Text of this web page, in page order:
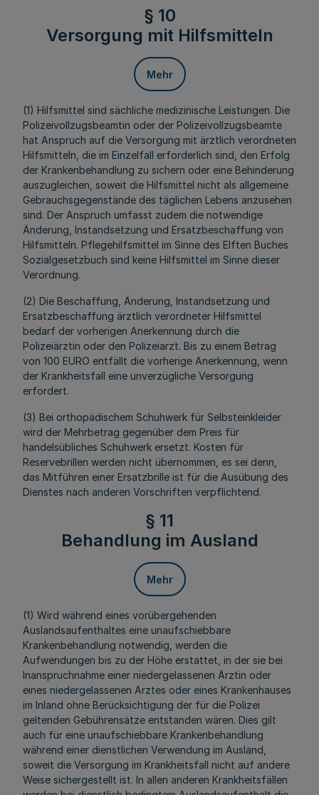
§ 10
Versorgung mit Hilfsmitteln
Mehr
(1) Hilfsmittel sind sächliche medizinische Leistungen. Die
Polizeivollzugsbeamtin oder der Polizeivollzugsbeamte
hat Anspruch auf die Versorgung mit ärztlich verordneten
Hilfsmitteln, die im Einzelfall erforderlich sind, den Erfolg
der Krankenbehandlung zu sichern oder eine Behinderung
auszugleichen, soweit die Hilfsmittel nicht als allgemeine
Gebrauchsgegenstände des täglichen Lebens anzusehen
sind. Der Anspruch umfasst zudem die notwendige
Änderung, Instandsetzung und Ersatzbeschaffung von
Hilfsmitteln. Pflegehilfsmittel im Sinne des Elften Buches
Sozialgesetzbuch sind keine Hilfsmittel im Sinne dieser
Verordnung.
(2) Die Beschaffung, Änderung, Instandsetzung und
Ersatzbeschaffung ärztlich verordneter Hilfsmittel
bedarf der vorherigen Anerkennung durch die
Polizeiärztin oder den Polizeiarzt. Bis zu einem Betrag
von 100 EURO entfällt die vorherige Anerkennung, wenn
der Krankheitsfall eine unverzügliche Versorgung
erfordert.
(3) Bei orthopädischem Schuhwerk für Selbsteinkleider
wird der Mehrbetrag gegenüber dem Preis für
handelsübliches Schuhwerk ersetzt. Kosten für
Reservebrillen werden nicht übernommen, es sei denn,
das Mitführen einer Ersatzbrille ist für die Ausübung des
Dienstes nach anderen Vorschriften verpflichtend.
§ 11
Behandlung im Ausland
Mehr
(1) Wird während eines vorübergehenden
Auslandsaufenthaltes eine unaufschiebbare
Krankenbehandlung notwendig, werden die
Aufwendungen bis zu der Höhe erstattet, in der sie bei
Inanspruchnahme einer niedergelassenen Ärztin oder
eines niedergelassenen Arztes oder eines Krankenhauses
im Inland ohne Berücksichtigung der für die Polizei
geltenden Gebührensätze entstanden wären. Dies gilt
auch für eine unaufschiebbare Krankenbehandlung
während einer dienstlichen Verwendung im Ausland,
soweit die Versorgung im Krankheitsfall nicht auf andere
Weise sichergestellt ist. In allen anderen Krankheitsfällen